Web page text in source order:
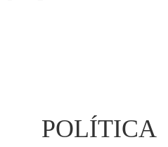
POLÍTICA